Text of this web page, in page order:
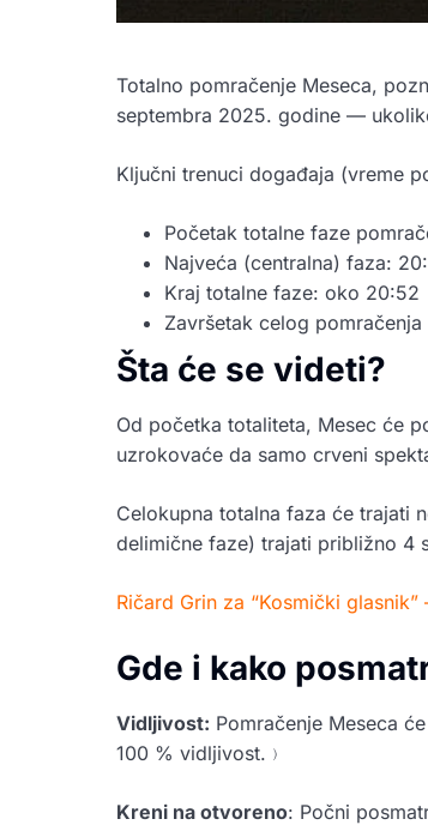
Totalno pomračenje Meseca,
septembra 2025. godine —
Ključni trenuci događaja (vreme
Početak totalne faze
Najveća (centralna) faza:
Kraj totalne faze: oko 20:52
Završetak celog
Šta će se videti?
Od početka totaliteta, Mesec će
uzrokovaće da samo crveni
Celokupna totalna faza će trajati
delimične faze) trajati približno 4
Ričard Grin za “Kosmički
Gde i kako
Vidljivost: Pomračenje Meseca
100 % vidljivost.﹚
Kreni na otvoreno: Počni